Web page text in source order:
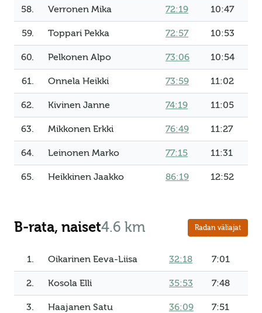
58. Verronen Mika 72:19 10:47
59. Toppari Pekka 72:57 10:53
60. Pelkonen Alpo 73:06 10:54
61. Onnela Heikki 73:59 11:02
62. Kivinen Janne 74:19 11:05
63. Mikkonen Erkki 76:49 11:27
64. Leinonen Marko 77:15 11:31
65. Heikkinen Jaakko 86:19 12:52
B-rata, naiset4.6 km Radan väliajat
1. Oikarinen Eeva-Liisa 32:18 7:01
2. Kosola Elli 35:53 7:48
3. Haajanen Satu 36:09 7:51